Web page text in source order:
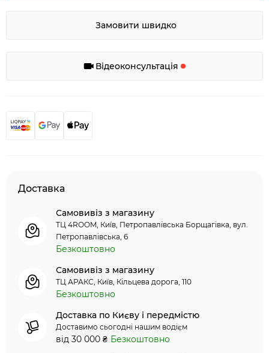
Замовити швидко
Відеоконсультація
Доставка
Самовивіз з магазину
ТЦ 4ROOM, Київ, Петропавлівська Борщагівка, вул.
Петропавлівська, 6
Безкоштовно
Самовивіз з магазину
ТЦ АРАКС, Київ, Кільцева дорога, 110
Безкоштовно
Доставка по Києву і передмістю
Доставимо сьогодні нашим водієм
від 30 000 ₴ Безкоштовно